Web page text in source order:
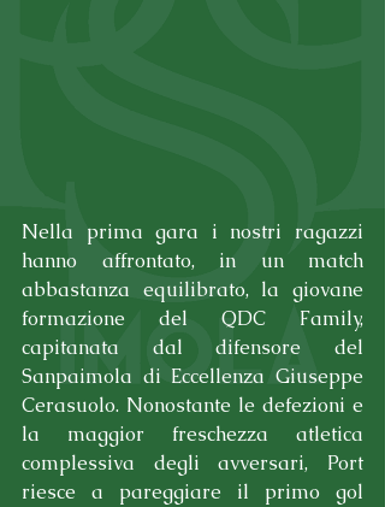
Nella prima gara i nostri ragazzi
hanno affrontato, in un match
abbastanza equilibrato, la giovane
formazione del QDC Family,
capitanata dal difensore del
Sanpaimola di Eccellenza Giuseppe
Cerasuolo. Nonostante le defezioni e
la maggior freschezza atletica
complessiva degli avversari, Port
riesce a pareggiare il primo gol